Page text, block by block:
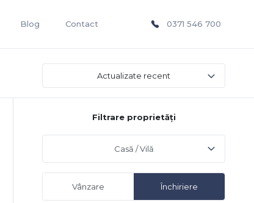
Blog Contact 0371 546 700
Actualizate recent
Filtrare proprietăți
Casă / Vilă
Vânzare Închiriere